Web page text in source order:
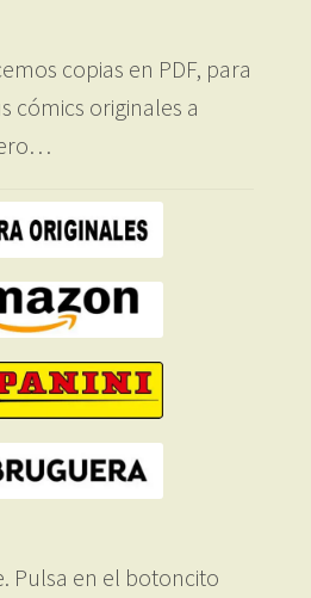
copias en PDF, para
cómics originales a
Pulsa en el botoncito